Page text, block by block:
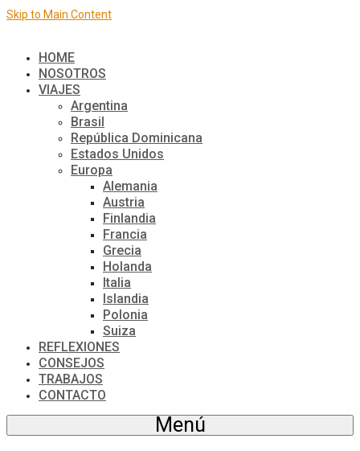
Skip to Main Content
HOME
NOSOTROS
VIAJES
Argentina
Brasil
República Dominicana
Estados Unidos
Europa
Alemania
Austria
Finlandia
Francia
Grecia
Holanda
Italia
Islandia
Polonia
Suiza
REFLEXIONES
CONSEJOS
TRABAJOS
CONTACTO
Menú